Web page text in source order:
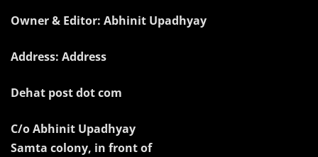
Owner & Editor: Abhinit Upadhyay
Address: Address
Dehat post dot com
C/o Abhinit Upadhyay
Samta colony, in front of